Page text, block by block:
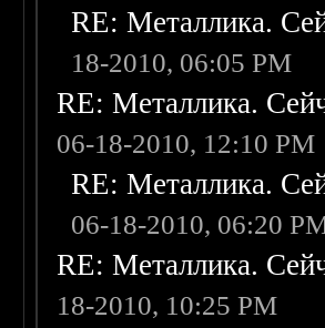
RE: Металлика.
18-2010, 06:05 PM
RE: Металлика.
06-18-2010, 12:10 PM
RE: Металлика.
06-18-2010, 06:20
RE: Металлика.
18-2010, 10:25 PM